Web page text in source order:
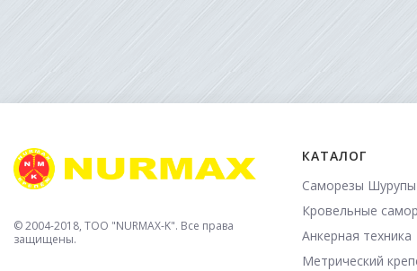
© 2004-2018, TOO "NURMAX-K". Все права
защищены.
КАТАЛОГ
Саморезы Шурупы
Кровельные
Анкерная техника
Метрический